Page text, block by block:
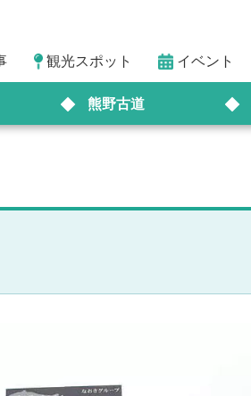
観光スポット イベント
熊野古道